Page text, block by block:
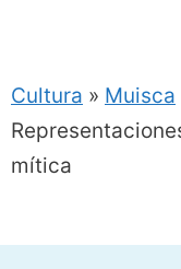
Cultura » Muisca
mítica